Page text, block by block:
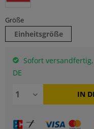
Größe
Einheitsgröße
Sofort
DE
IN